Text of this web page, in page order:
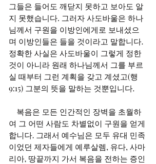
그들은 들어도 깨닫지 못하고 보아도 알
지 못했습니다. 그러자 사도바울은 하나
님께서 구원을 이방인에게로 보내셨으
며 이방인들은 들을 것이라고 말합니다.
정확한 사실은 사도바울이 그렇게 정한
것이 아니라 원래 하나님께서 그를 부르
실 때부터 그런 계획을 갖고 계셨고(행
9:15) 그분의 뜻을 말하는 것뿐입니다.
복음은 모든 인간적인 장벽을 초월하
여 그 어떤 사람도 차별없이 구원을 얻게
합니다. 그래서 예수님은 모두 유대 민족
이었던 제자들에게 예루살렘, 유다, 사마
리아, 땅끝까지 가서 복음을 전하는 증인